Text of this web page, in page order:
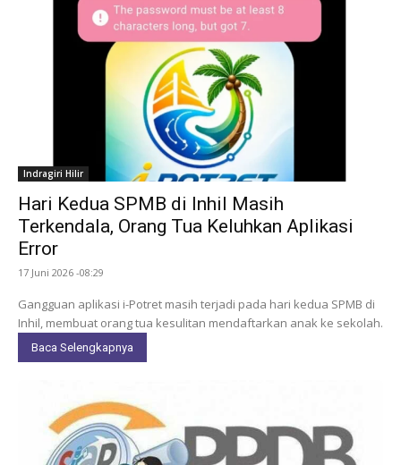
Indragiri Hilir
Hari Kedua SPMB di Inhil Masih
Terkendala, Orang Tua Keluhkan Aplikasi
Error
17 Juni 2026 -08:29
Gangguan aplikasi i-Potret masih terjadi pada hari kedua SPMB di
Inhil, membuat orang tua kesulitan mendaftarkan anak ke sekolah.
Baca Selengkapnya